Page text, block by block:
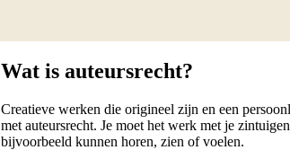
Wat is auteursrecht?
Creatieve werken die origineel zijn en een
met auteursrecht. Je moet het werk met je
bijvoorbeeld kunnen horen, zien of voelen.